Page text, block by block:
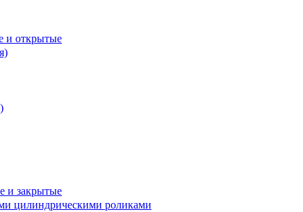
и открытые
и закрытые
цилиндрическими роликами